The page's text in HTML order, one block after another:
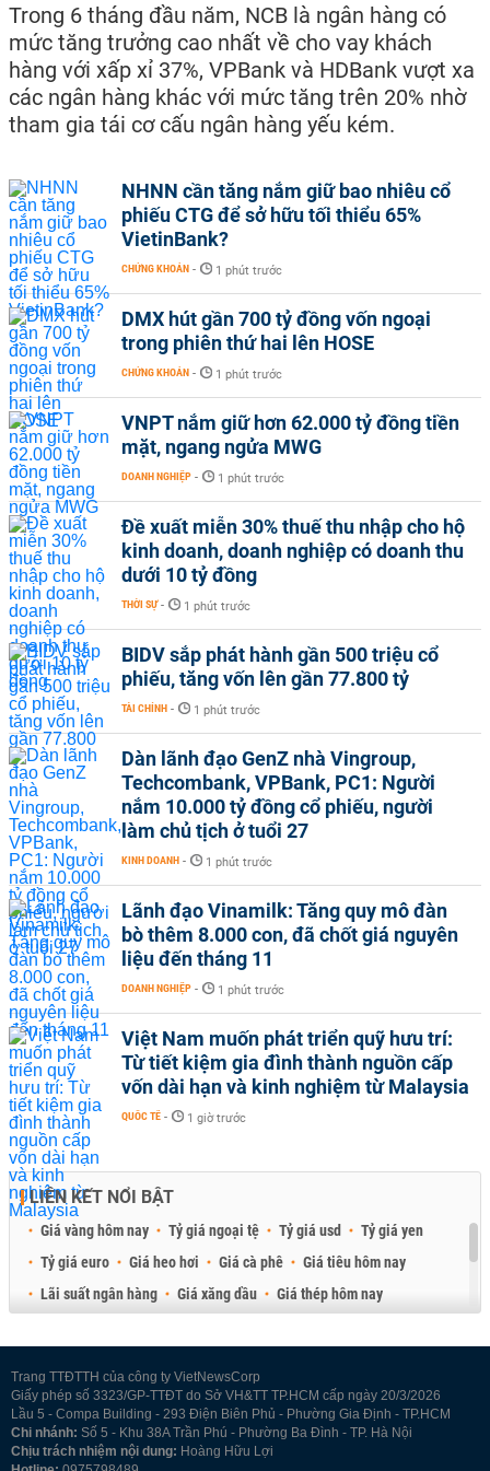
Trong 6 tháng đầu năm, NCB là ngân hàng có
mức tăng trưởng cao nhất về cho vay khách
hàng với xấp xỉ 37%, VPBank và HDBank vượt xa
các ngân hàng khác với mức tăng trên 20% nhờ
tham gia tái cơ cấu ngân hàng yếu kém.
NHNN cần tăng nắm giữ bao nhiêu cổ
phiếu CTG để sở hữu tối thiểu 65%
VietinBank?
CHỨNG KHOÁN - 1 phút trước
DMX hút gần 700 tỷ đồng vốn ngoại
trong phiên thứ hai lên HOSE
CHỨNG KHOÁN - 1 phút trước
VNPT nắm giữ hơn 62.000 tỷ đồng tiền
mặt, ngang ngửa MWG
DOANH NGHIỆP - 1 phút trước
Đề xuất miễn 30% thuế thu nhập cho hộ
kinh doanh, doanh nghiệp có doanh thu
dưới 10 tỷ đồng
THỜI SỰ - 1 phút trước
BIDV sắp phát hành gần 500 triệu cổ
phiếu, tăng vốn lên gần 77.800 tỷ
TÀI CHÍNH - 1 phút trước
Dàn lãnh đạo GenZ nhà Vingroup,
Techcombank, VPBank, PC1: Người
nắm 10.000 tỷ đồng cổ phiếu, người
làm chủ tịch ở tuổi 27
KINH DOANH - 1 phút trước
Lãnh đạo Vinamilk: Tăng quy mô đàn
bò thêm 8.000 con, đã chốt giá nguyên
liệu đến tháng 11
DOANH NGHIỆP - 1 phút trước
Việt Nam muốn phát triển quỹ hưu trí:
Từ tiết kiệm gia đình thành nguồn cấp
vốn dài hạn và kinh nghiệm từ Malaysia
QUỐC TẾ - 1 giờ trước
LIÊN KẾT NỔI BẬT
Giá vàng hôm nay Tỷ giá ngoại tệ Tỷ giá usd
Tỷ giá yen
Tỷ giá euro
Giá heo hơi Giá cà phê
Giá tiêu hôm nay
Lãi suất ngân hàng
Giá xăng dầu
Giá thép hôm nay
Trang TTĐTTH của công ty VietNewsCorp
Giấy phép số 3323/GP-TTĐT do Sở VH&TT TP.HCM cấp ngày 20/3/2026
Lầu 5 - Compa Building - 293 Điện Biên Phủ - Phường Gia Định - TP.HCM
Chi nhánh: Số 5 - Khu 38A Trần Phú - Phường Ba Đình - TP. Hà Nội
Chịu trách nhiệm nội dung: Hoàng Hữu Lợi